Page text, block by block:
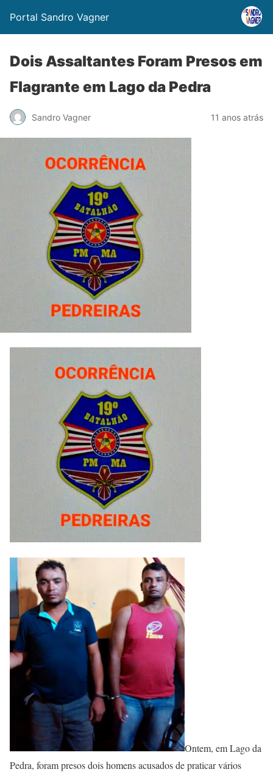
Portal Sandro Vagner
Dois Assaltantes Foram Presos em
Flagrante em Lago da Pedra
Sandro Vagner 11 anos atrás
Ontem, em Lago da
Pedra, foram presos dois homens acusados de praticar vários